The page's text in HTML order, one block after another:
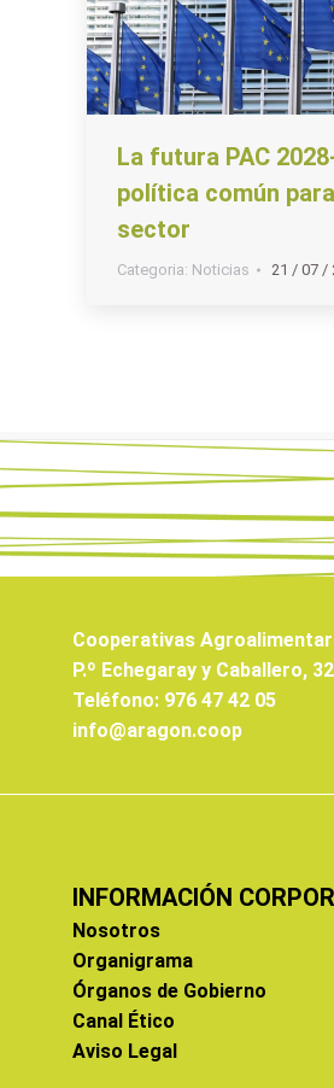
La futura PAC
política común
sector
Categoria: Noticias 21 / 07 /
Cooperativas
P.º Echegaray y Caballero,
Teléfono: 976 47 42 05
info@aragon.coop
INFORMACIÓN
Nosotros
Organigrama
Órganos de Gobierno
Canal Ético
Aviso Legal